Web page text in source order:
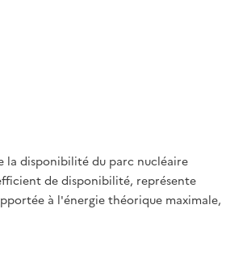
la disponibilité du parc nucléaire
de disponibilité, représente
à l'énergie théorique maximale,